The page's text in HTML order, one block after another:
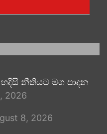
නීතියට මග පාදන
2026
8, 2026